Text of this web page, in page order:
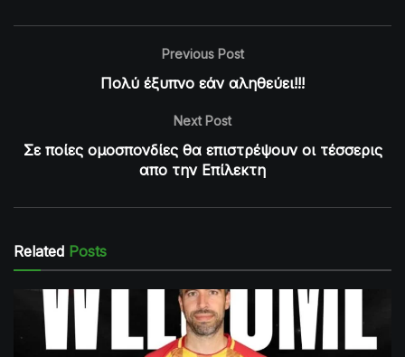
Previous Post
Πολύ έξυπνο εάν αληθεύει!!!
Next Post
Σε ποίες ομοσπονδίες θα επιστρέψουν οι τέσσερις
απο την Επίλεκτη
Related Posts